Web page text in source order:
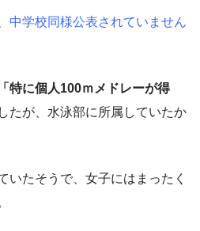
中学校同様公表されていません
「特に個人100ｍメドレーが得
たが、水泳部に所属していたか
いたそうで、女子にはまったく